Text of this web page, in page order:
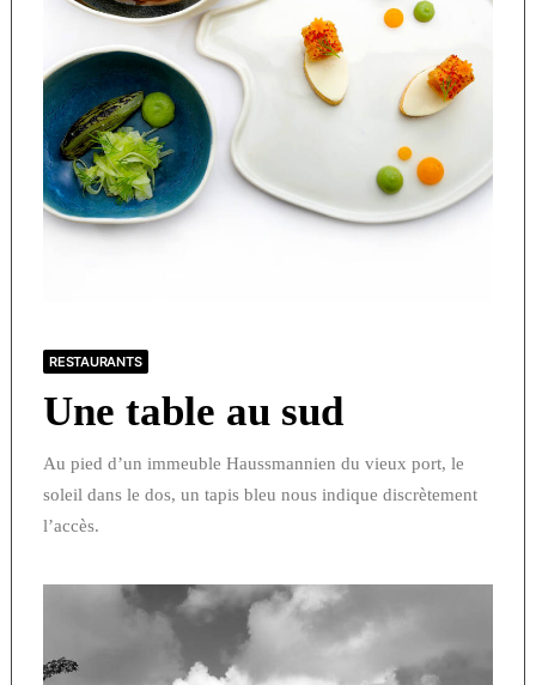
RESTAURANTS
Une table au sud
Au pied d’un immeuble Haussmannien du vieux port, le
soleil dans le dos, un tapis bleu nous indique discrètement
l’accès.